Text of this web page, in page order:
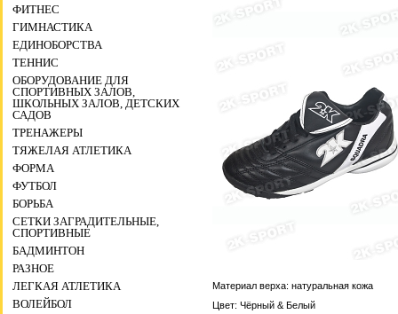
ФИТНЕС
ГИМНАСТИКА
ЕДИНОБОРСТВА
ТЕННИС
ОБОРУДОВАНИЕ ДЛЯ
СПОРТИВНЫХ ЗАЛОВ,
ШКОЛЬНЫХ ЗАЛОВ, ДЕТСКИХ
САДОВ
ТРЕНАЖЕРЫ
ТЯЖЕЛАЯ АТЛЕТИКА
ФОРМА
ФУТБОЛ
БОРЬБА
СЕТКИ ЗАГРАДИТЕЛЬНЫЕ,
СПОРТИВНЫЕ
БАДМИНТОН
РАЗНОЕ
ЛЕГКАЯ АТЛЕТИКА
ВОЛЕЙБОЛ
Материал верха: натуральная кожа
Цвет: Чёрный & Белый